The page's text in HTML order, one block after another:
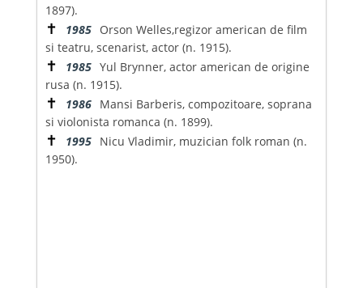
1897).
✝ 1985 Orson Welles,regizor american de film
si teatru, scenarist, actor (n. 1915).
✝ 1985 Yul Brynner, actor american de origine
rusa (n. 1915).
✝ 1986 Mansi Barberis, compozitoare, soprana
si violonista romanca (n. 1899).
✝ 1995 Nicu Vladimir, muzician folk roman (n.
1950).